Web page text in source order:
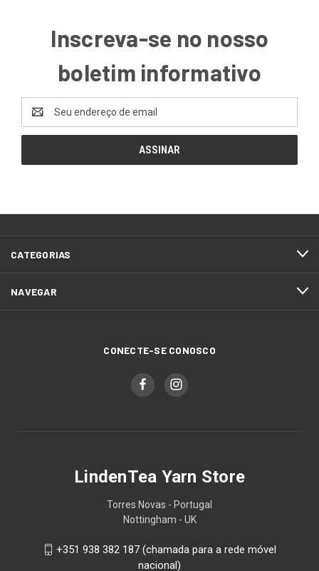
Inscreva-se no nosso
boletim informativo
de
email
CATEGORIAS
NAVEGAR
CONECTE-SE CONOSCO
LindenTea Yarn Store
Torres Novas - Portugal
Nottingham - UK
+351 938 382 187 (chamada para a rede móvel
nacional)